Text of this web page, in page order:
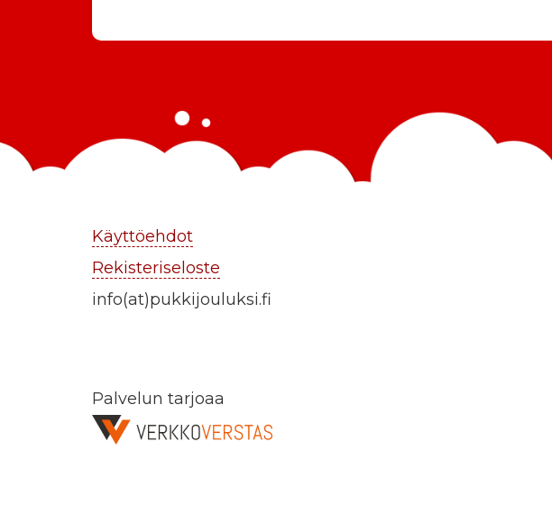
Käyttöehdot
Rekisteriseloste
info(at)pukkijouluksi.fi
Palvelun tarjoaa